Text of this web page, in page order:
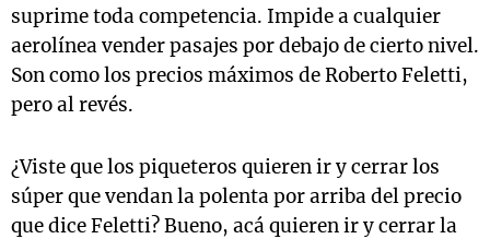
suprime toda competencia. Impide a cualquier
aerolínea vender pasajes por debajo de cierto nivel.
Son como los precios máximos de Roberto Feletti,
pero al revés.
¿Viste que los piqueteros quieren ir y cerrar los
súper que vendan la polenta por arriba del precio
que dice Feletti? Bueno, acá quieren ir y cerrar la